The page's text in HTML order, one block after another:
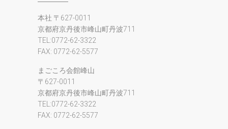
本社 〒627-0011
京都府京丹後市峰山町丹波711
TEL:0772-62-3322
FAX: 0772-62-5577
まごころ会館峰山
〒627-0011
京都府京丹後市峰山町丹波711
TEL:0772-62-3322
FAX: 0772-62-5577